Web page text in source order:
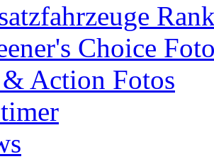
Choice
Action Fotos